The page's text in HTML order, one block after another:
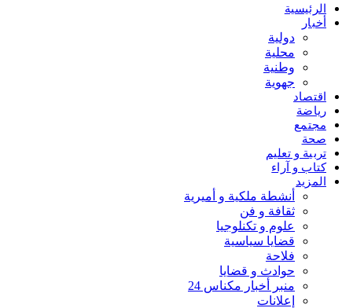
الرئيسية
أخبار
دولية
محلية
وطنية
جهوية
اقتصاد
رياضة
مجتمع
صحة
تربية و تعليم
كتاب و آراء
المزيد
أنشطة ملكية و أميرية
ثقافة و فن
علوم و تكنلوجيا
قضايا سياسية
فلاحة
حوادث و قضايا
منبر أخبار مكناس 24
إعلانات